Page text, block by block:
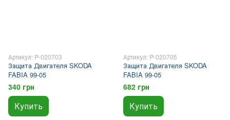
Артикул: P-020703
Защита Двигателя SKODA
FABIA 99-05
340 грн
Купить
Артикул: P-020705
Защита Двигателя SKODA
FABIA 99-05
682 грн
Купить